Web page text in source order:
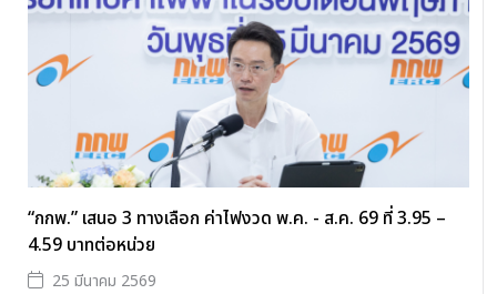
“กกพ.” เสนอ 3 ทางเลือก ค่าไฟงวด พ.ค. - ส.ค. 69 ที่ 3.95 –
4.59 บาทต่อหน่วย
25 มีนาคม 2569